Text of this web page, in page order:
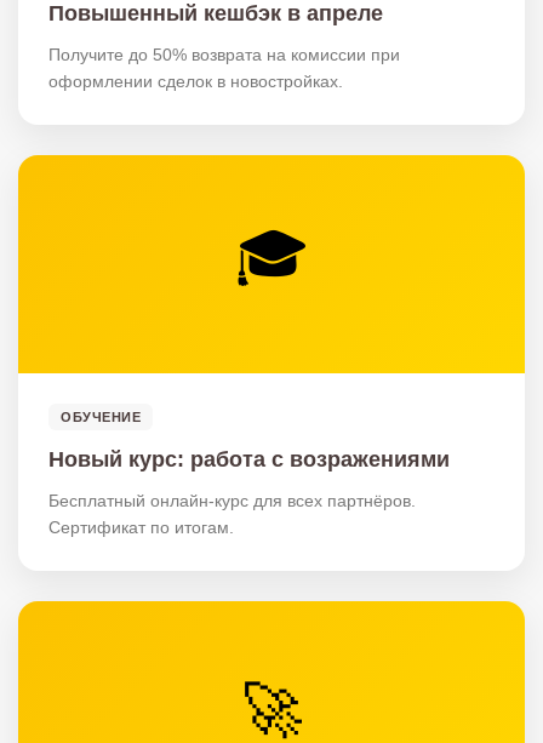
Повышенный кешбэк в апреле
Получите до 50% возврата на комиссии при
оформлении сделок в новостройках.
🎓
ОБУЧЕНИЕ
Новый курс: работа с возражениями
Бесплатный онлайн-курс для всех партнёров.
Сертификат по итогам.
🚀